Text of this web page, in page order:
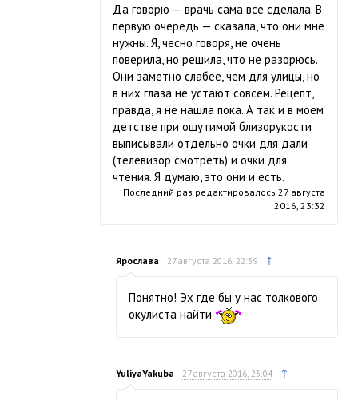
Да говорю — врачь сама все сделала. В
первую очередь — сказала, что они мне
нужны. Я, чесно говоря, не очень
поверила, но решила, что не разорюсь.
Они заметно слабее, чем для улицы, но
в них глаза не устают совсем. Рецепт,
правда, я не нашла пока. А так и в моем
детстве при ощутимой близорукости
выписывали отдельно очки для дали
(телевизор смотреть) и очки для
чтения. Я думаю, это они и есть.
Последний раз редактировалось 27 августа
2016, 23:32
Ярослава 27 августа 2016, 22:39 ↑
Понятно! Эх где бы у нас толкового
окулиста найти
YuliyaYakuba 27 августа 2016, 23:04 ↑